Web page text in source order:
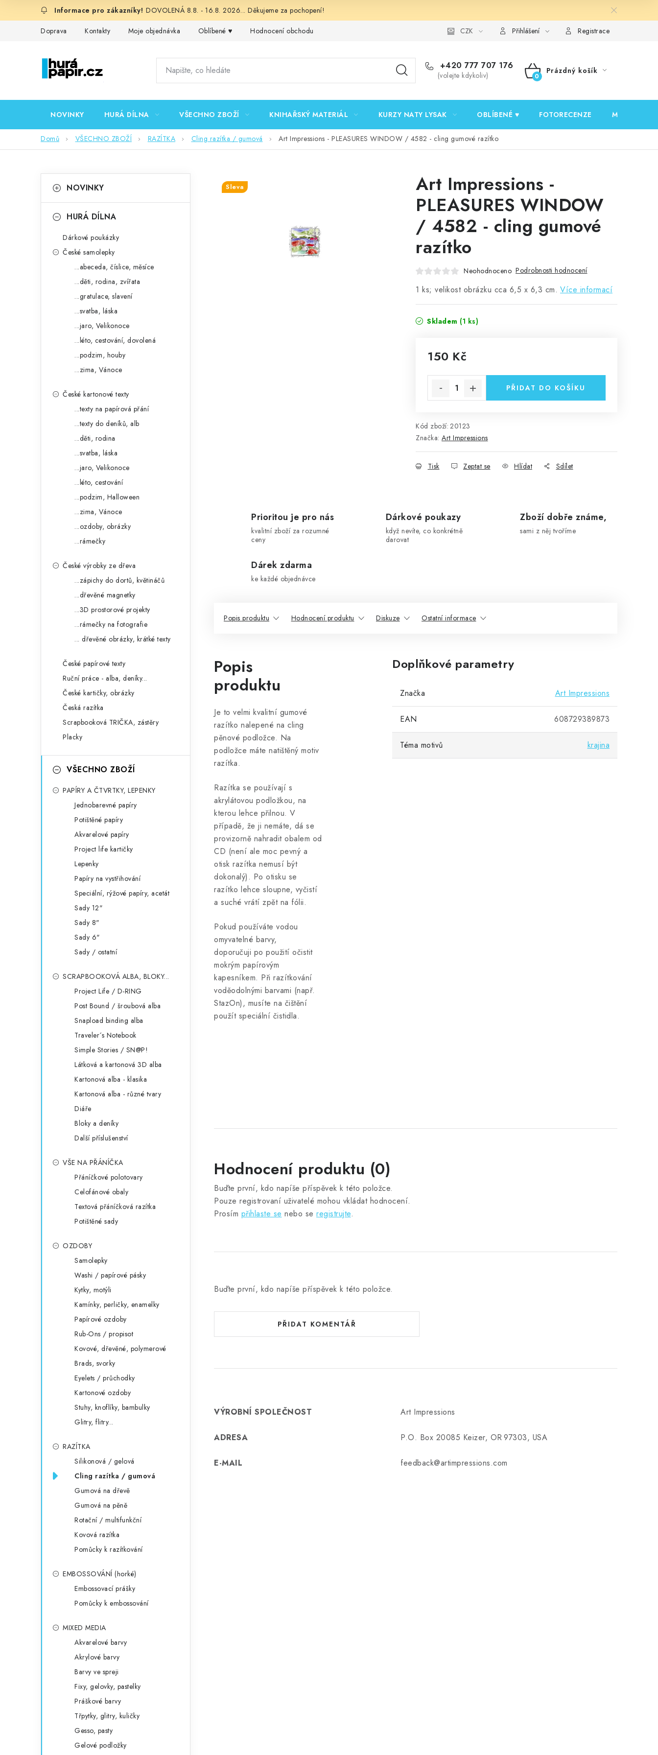
DOVOLENÁ 8.8. - 16.8. 2026... Děkujeme za pochopení!
Doprava Kontakty Moje objednávka Oblíbené ♥️ Hodnocení obchodu Podmínky ochrany osobních údajů Ověřování recenzí
CZK Přihlášení Registrace
+420 777 707 176
(volejte kdykoliv)
NÁKUPNÍ
Prázdný košík
NOVINKY HURÁ DÍLNA VŠECHNO ZBOŽÍ KNIHAŘSKÝ MATERIÁL KURZY NATY LYSAK OBLÍBENÉ ♥️ FOTORECENZE MOJE
Domů VŠECHNO ZBOŽÍ RAZÍTKA Cling razítka / gumová Art Impressions - PLEASURES WINDOW / 4582 - cling gumové razítko
okategorie
a
NOVINKY
HURÁ DÍLNA
Dárkové poukázky
České samolepky
...abeceda, číslice, měsíce
...děti, rodina, zvířata
...gratulace, slavení
...svatba, láska
...jaro, Velikonoce
...léto, cestování, dovolená
...podzim, houby
...zima, Vánoce
České kartonové texty
...texty na papírová přání
...texty do deníků, alb
...děti, rodina
...svatba, láska
...jaro, Velikonoce
...léto, cestování
...podzim, Halloween
...zima, Vánoce
...ozdoby, obrázky
...rámečky
České výrobky ze dřeva
...zápichy do dortů, květináčů
...dřevěné magnetky
...3D prostorové projekty
...rámečky na fotografie
... dřevěné obrázky, krátké texty
České papírové texty
Ruční práce - alba, deníky...
České kartičky, obrázky
Česká razítka
Scrapbooková TRIČKA, zástěry
Placky
VŠECHNO ZBOŽÍ
PAPÍRY A ČTVRTKY, LEPENKY
Jednobarevné papíry
Potištěné papíry
Akvarelové papíry
Project life kartičky
Lepenky
Papíry na vystřihování
Speciální, rýžové papíry, acetát
Sady 12"
Sady 8"
Sady 6"
Sady / ostatní
SCRAPBOOKOVÁ ALBA, BLOKY...
Project Life / D-RING
Post Bound / šroubová alba
Snapload binding alba
Traveler´s Notebook
Simple Stories / SN@P!
Látková a kartonová 3D alba
Kartonová alba - klasika
Kartonová alba - různé tvary
Diáře
Bloky a deníky
Další příslušenství
VŠE NA PŘÁNÍČKA
Přáníčkové polotovary
Celofánové obaly
Textová přáníčková razítka
Potištěné sady
OZDOBY
Samolepky
Washi / papírové pásky
Kytky, motýli
Kamínky, perličky, enamelky
Papírové ozdoby
Rub-Ons / propisot
Kovové, dřevěné, polymerové
Brads, svorky
Eyelets / průchodky
Kartonové ozdoby
Stuhy, knoflíky, bambulky
Glitry, flitry...
RAZÍTKA
Silikonová / gelová
Cling razítka / gumová
Gumová na dřevě
Gumová na pěně
Rotační / multifunkční
Kovová razítka
Pomůcky k razítkování
EMBOSSOVÁNÍ (horké)
Embossovací prášky
Pomůcky k embossování
MIXED MEDIA
Akvarelové barvy
Akrylové barvy
Barvy ve spreji
Fixy, gelovky, pastelky
Práškové barvy
Třpytky, glitry, kuličky
Gesso, pasty
Gelové podložky
Art Impressions -
PLEASURES WINDOW
/ 4582 - cling gumové
razítko
Neohodnoceno Podrobnosti hodnocení
1 ks; velikost obrázku cca 6,5 x 6,3 cm. Více informací
Skladem (1 ks)
150 Kč
PŘIDAT DO KOŠÍKU
Kód zboží: 20123
Značka: Art Impressions
Tisk Zeptat se Hlídat Sdílet
Sleva
Prioritou je pro nás
kvalitní zboží za rozumné
ceny
Dárkové poukazy
když nevíte, co konkrétně
darovat
Zboží dobře známe,
sami z něj tvoříme
Dárek zdarma
ke každé objednávce
Popis produktu Hodnocení produktu Diskuze Ostatní informace
Popis
produktu
Je to velmi kvalitní gumové
razítko nalepené na cling
pěnové podložce. Na
podložce máte natištěný motiv
razítka.
Razítka se používají s
akrylátovou podložkou, na
kterou lehce přilnou. V
případě, že ji nemáte, dá se
provizorně nahradit obalem od
CD (není ale moc pevný a
otisk razítka nemusí být
dokonalý). Po otisku se
razítko lehce sloupne, vyčistí
a suché vrátí zpět na fólii.
Pokud používáte vodou
omyvatelné barvy,
doporučuji po použití očistit
mokrým papírovým
kapesníkem. Při razítkování
voděodolnými barvami (např.
StazOn), musíte na čištění
použít speciální čistidla.
Doplňkové parametry
Značka Art Impressions
EAN 608729389873
Téma motivů krajina
Hodnocení produktu (0)
Buďte první, kdo napíše příspěvek k této položce.
Pouze registrovaní uživatelé mohou vkládat hodnocení.
Prosím přihlaste se nebo se registrujte.
Buďte první, kdo napíše příspěvek k této položce.
PŘIDAT KOMENTÁŘ
VÝROBNÍ SPOLEČNOST Art Impressions
ADRESA P.O. Box 20085 Keizer, OR 97303, USA
E-MAIL feedback@artimpressions.com